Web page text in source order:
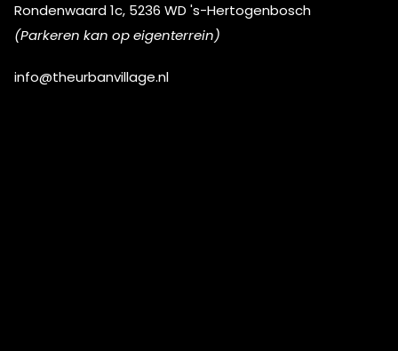
Rondenwaard 1c, 5236 WD 's-Hertogenbosch
(Parkeren kan op eigenterrein)
info@theurbanvillage.nl